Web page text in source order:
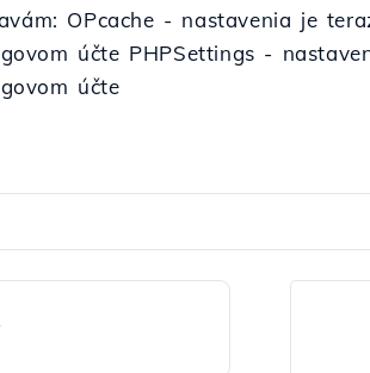
OPcache - nastavenia je
účte PHPSettings -
účte